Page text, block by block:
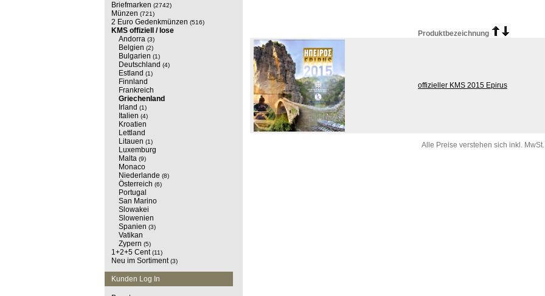
Briefmarken (2742)
Münzen (721)
2 Euro Gedenkmünzen (516)
KMS offiziell / lose
Andorra (3)
Belgien (2)
Bulgarien (1)
Deutschland (4)
Estland (1)
Finnland
Frankreich
Griechenland
Irland (1)
Italien (4)
Kroatien
Lettland
Litauen (1)
Luxemburg
Malta (9)
Monaco
Niederlande (8)
Österreich (6)
Portugal
San Marino
Slowakei
Slowenien
Spanien (3)
Vatikan
Zypern (5)
1+2+5 Cent (11)
Neu im Sortiment (3)
Kunden Log In
Produktbezeichnung
offizieller KMS 2015 Epirus
Alle Preise verstehen sich inkl. MwSt.